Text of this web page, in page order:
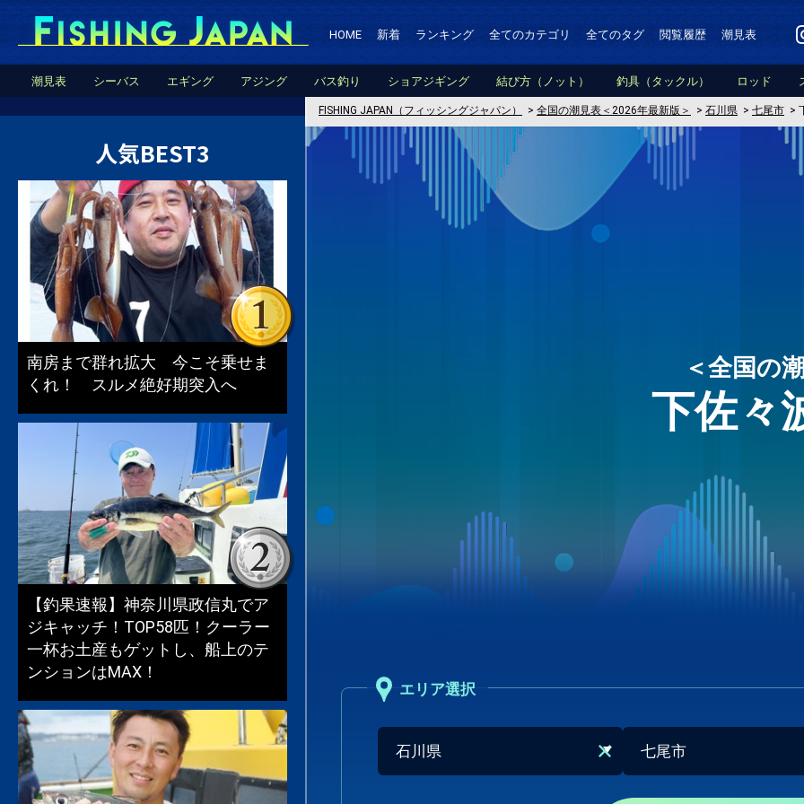
HOME 新着 ランキング 全てのカテゴリ 全てのタグ 閲覧履歴 潮見表
潮見表 シーバス エギング アジング バス釣り ショアジギング 結び方（ノット） 釣具（タックル） ロッド
FISHING JAPAN（フィッシングジャパン） > 全国の潮見表＜2026年最新版＞ > 石川県 > 七尾市 >
＜全国の
下佐々
エリア選択
人気BEST3
南房まで群れ拡大 今こそ乗せま
くれ！ スルメ絶好期突入へ
【釣果速報】神奈川県政信丸でア
ジキャッチ！TOP58匹！クーラー
一杯お土産もゲットし、船上のテ
ンションはMAX！